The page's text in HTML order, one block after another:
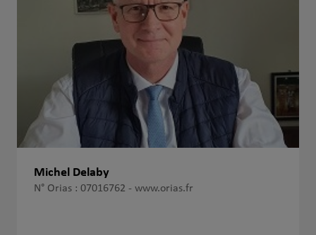
Michel Delaby
N° Orias : 07016762 - www.orias.fr